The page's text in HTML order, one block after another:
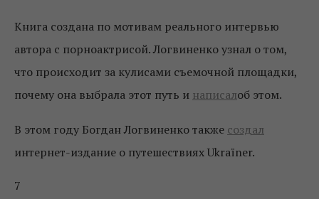
Книга создана по мотивам реального интервью
автора с порноактрисой. Логвиненко узнал о том,
что происходит за кулисами съемочной площадки,
почему она выбрала этот путь и написалоб этом.
В этом году Богдан Логвиненко также создал
интернет-издание о путешествиях Ukraїner.
7